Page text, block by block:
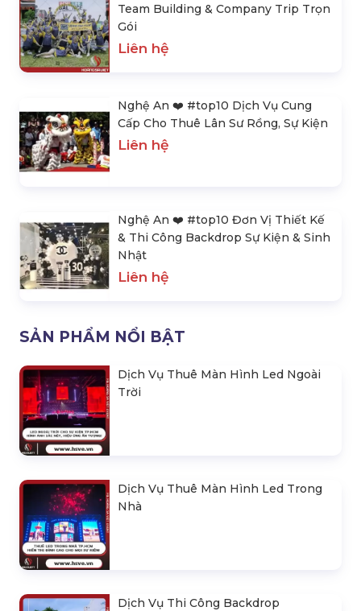
Team Building & Company Trip Trọn
Gói
Liên hệ
Nghệ An ❤️️ #top10 Dịch Vụ Cung
Cấp Cho Thuê Lân Sư Rồng, Sự Kiện
Liên hệ
Nghệ An ❤️️ #top10 Đơn Vị Thiết Kế
& Thi Công Backdrop Sự Kiện & Sinh
Nhật
Liên hệ
SẢN PHẨM NỔI BẬT
Dịch Vụ Thuê Màn Hình Led Ngoài
Trời
Dịch Vụ Thuê Màn Hình Led Trong
Nhà
Dịch Vụ Thi Công Backdrop